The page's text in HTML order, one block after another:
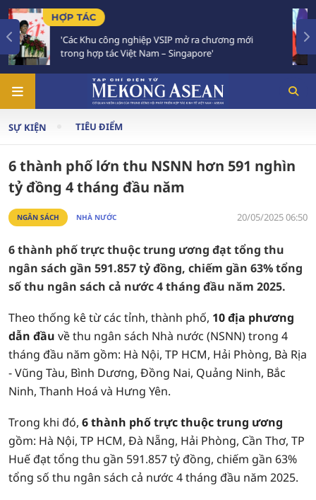
mới
Việt Nam - Thái Lan nhất trí triển
Chiến lược 'Ba kết nối'
SỰ KIỆN TIÊU ĐIỂM
6 thành phố lớn thu NSNN hơn 591 nghìn
tỷ đồng 4 tháng đầu năm
NGÂN SÁCH NHÀ NƯỚC 20/05/2025 06:50
6 thành phố trực thuộc trung ương đạt tổng thu
ngân sách gần 591.857 tỷ đồng, chiếm gần 63% tổng
số thu ngân sách cả nước 4 tháng đầu năm 2025.
Theo thống kê từ các tỉnh, thành phố, 10 địa phương
dẫn đầu về thu ngân sách Nhà nước (NSNN) trong 4
tháng đầu năm gồm: Hà Nội, TP HCM, Hải Phòng, Bà Rịa
- Vũng Tàu, Bình Dương, Đồng Nai, Quảng Ninh, Bắc
Ninh, Thanh Hoá và Hưng Yên.
Trong khi đó, 6 thành phố trực thuộc trung ương
gồm: Hà Nội, TP HCM, Đà Nẵng, Hải Phòng, Cần Thơ, TP
Huế đạt tổng thu gần 591.857 tỷ đồng, chiếm gần 63%
tổng số thu ngân sách cả nước 4 tháng đầu năm 2025.